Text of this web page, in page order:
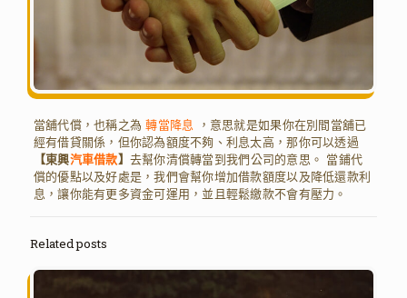
當舖代償，也稱之為 轉當降息
，意思就是如果你在別間當舖已
經有借貸關係，但你認為額度不夠、利息太高，那你可以透過
【東興汽車借款】 去幫你清償轉當到我們公司的意思。 當鋪代
償的優點以及好處是，我們會幫你增加借款額度以及降低還款利
息，讓你能有更多資金可運用，並且輕鬆繳款不會有壓力。
Related posts